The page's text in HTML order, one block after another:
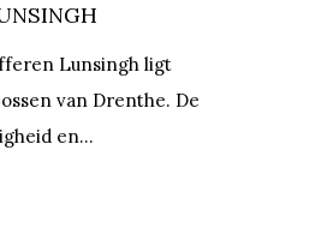
Lunsingh ligt
van Drenthe. De
en…